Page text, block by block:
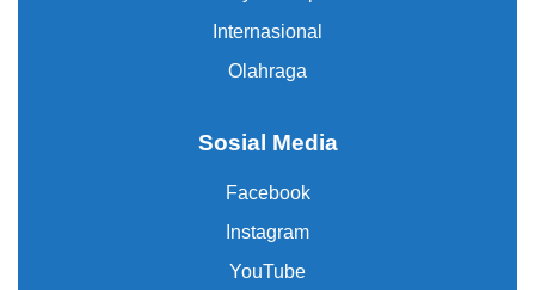
Internasional
Olahraga
Sosial Media
Facebook
Instagram
YouTube